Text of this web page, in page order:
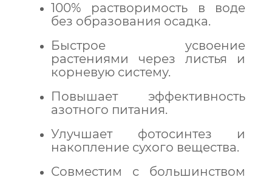
100% растворимость в воде
без образования осадка.
Быстрое усвоение
растениями через листья и
корневую систему.
Повышает эффективность
азотного питания.
Улучшает фотосинтез и
накопление сухого вещества.
Совместим с большинством